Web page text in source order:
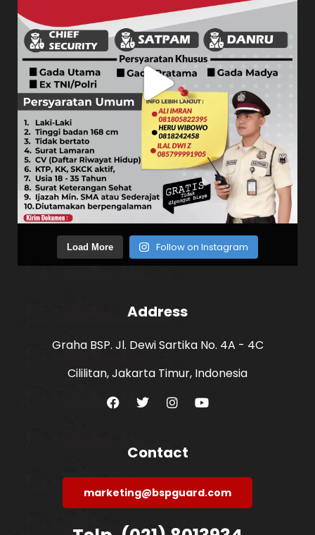
Load More Follow on Instagram
Address
Graha BSP. Jl. Dewi Sartika No. 4A - 4C
Cililitan, Jakarta Timur, Indonesia
Contact
marketing@bspguard.com